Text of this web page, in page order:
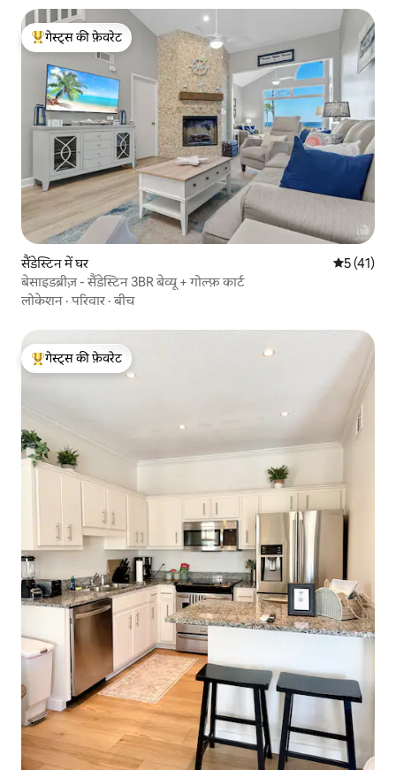
गेस्ट्स का टॉप फ़ेवरेट
गेस्ट्स की फ़ेवरेट
सैंडेस्टिन में घर औसत रेटिंग
5 (41)
बेसाइडब्रीज़ - सैंडेस्टिन 3BR बेव्यू + गोल्फ़ कार्ट
लोकेशन ·परिवार ·बीच
गेस्ट्स का टॉप फ़ेवरेट
गेस्ट्स की फ़ेवरेट